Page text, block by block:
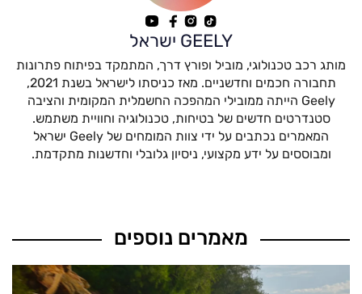
GEELY ישראל
מותג רכב טכנולוגי, מוביל ופורץ דרך, המתמקד בפיתוח פתרונות
תחבורה חכמים וחדשניים. מאז כניסתו לישראל בשנת 2021,
Geely הייתה ממובילי המהפכה החשמלית המקומית והציבה
סטנדרטים חדשים של בטיחות, טכנולוגיה וחוויית משתמש.
המאמרים נכתבים על ידי צוות המומחים של Geely ישראל
ומבוססים על ידע מקצועי, ניסיון גלובלי וחדשנות מתקדמת.
מאמרים נוספים